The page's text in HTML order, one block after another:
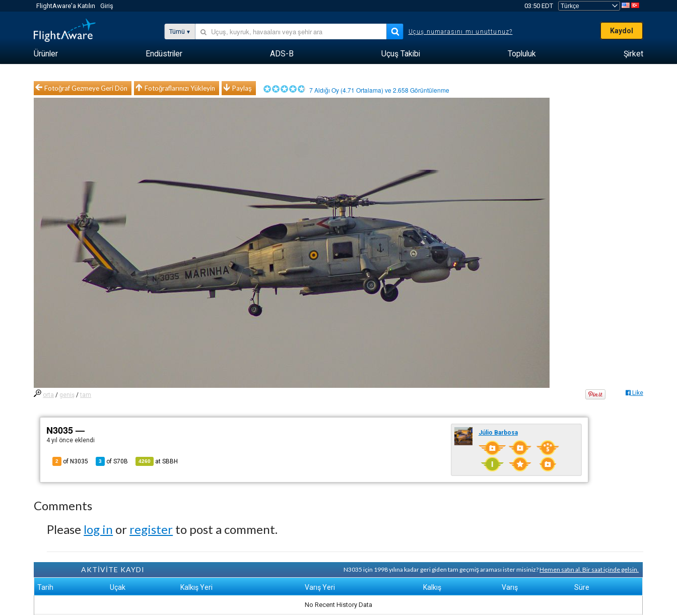
FlightAware'a Katılın Giriş 03:50 EDT
Tümü Uçuş numarasını mı unuttunuz? Kaydol
Ürünler Endüstriler ADS-B Uçuş Takibi Topluluk Şirket
Fotoğraf Gezmeye Geri Dön Fotoğraflarınızı Yükleyin Paylaş 7Aldığı Oy (4.71 Ortalama) ve2.658 Görüntülenme
orta / geniş /tam Like
N3035 —
4 yıl önce eklendi
2 of N3035 3 ofS70B 4260 atSBBH
Júlio Barbosa
Comments
Please log in or register to post a comment.
AKTİVİTE KAYDI N3035 için 1998 yılına kadar geri giden tam geçmiş araması ister misiniz?Hemen satın al. Bir saat içinde gelsin.
Tarih Uçak Kalkış Yeri Varış Yeri Kalkış Varış Süre
No Recent History Data